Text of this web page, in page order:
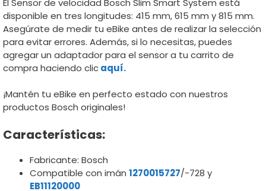
disponible en tres longitudes: 415 mm, 615 mm y 815 mm.
Asegúrate de medir tu eBike antes de realizar la selección
para evitar errores. Además, si lo necesitas, puedes
agregar un adaptador para el sensor a tu carrito de
compra haciendo clicaquí.
¡Mantén tu eBike en perfecto estado con nuestros
productos Bosch originales!
Características:
Fabricante: Bosch
Compatible con imán 1270015727/-728 y
EB11120000